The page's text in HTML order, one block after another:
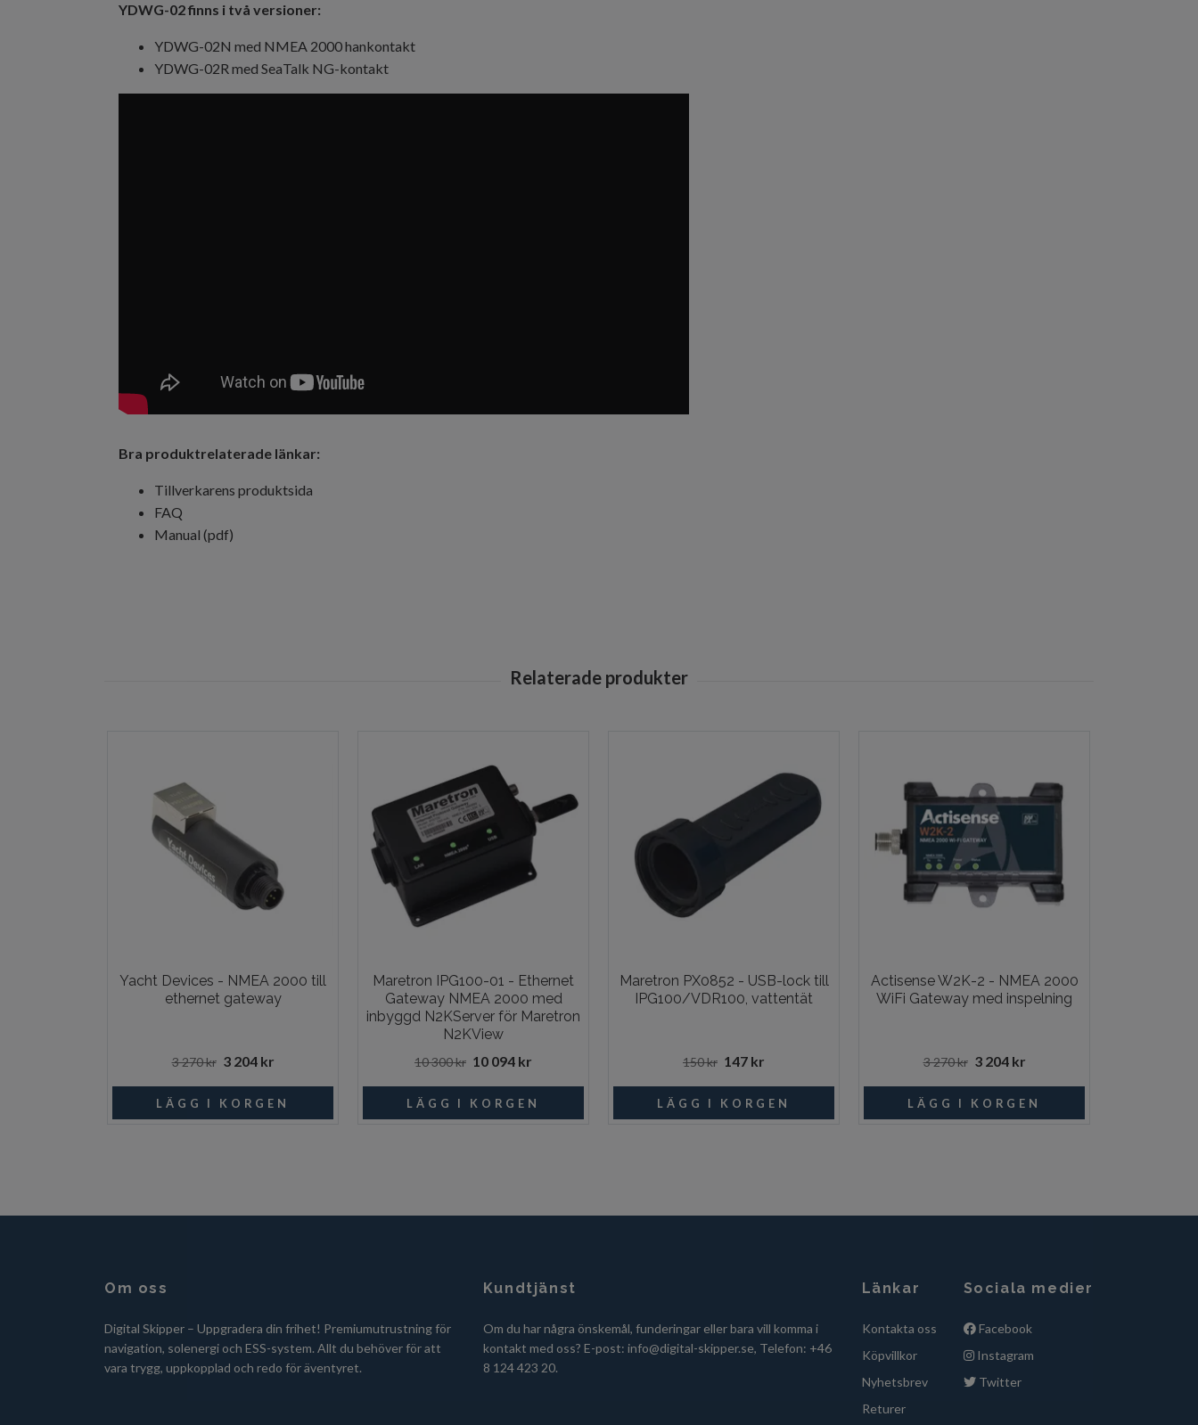
YDWG-02 finns i två versioner:
YDWG-02N med NMEA 2000 hankontakt
YDWG-02R med SeaTalk NG-kontakt
Bra produktrelaterade länkar:
Tillverkarens produktsida
FAQ
Manual (pdf)
Yacht Devices - NMEA 2000 till
ethernet gateway
3 270 kr 3 204 kr
Maretron IPG100-01 - Ethernet
Gateway NMEA 2000 med
inbyggd N2KServer för Maretron
N2KView
10 300 kr 10 094 kr
Maretron PX0852 - USB-lock till
IPG100/VDR100, vattentät
150 kr 147 kr
Actisense W2K-2 - NMEA 2000
WiFi Gateway med inspelning
3 270 kr 3 204 kr
Om oss
Digital Skipper – Uppgradera din frihet! Premiumutrustning för
navigation, solenergi och ESS-system. Allt du behöver för att
vara trygg, uppkopplad och redo för äventyret.
Kundtjänst
Om du har några önskemål, funderingar eller bara vill komma i
kontakt med oss? E-post: info@digital-skipper.se, Telefon: +46
8 124 423 20.
Länkar
Kontakta oss
Köpvillkor
Nyhetsbrev
Returer
Sociala medier
Facebook
Instagram
Twitter